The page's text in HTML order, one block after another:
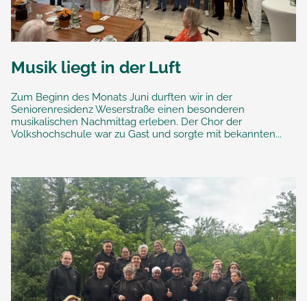
Musik liegt in der Luft
Zum Beginn des Monats Juni durften wir in der
Seniorenresidenz Weserstraße einen besonderen
musikalischen Nachmittag erleben. Der Chor der
Volkshochschule war zu Gast und sorgte mit bekannten...